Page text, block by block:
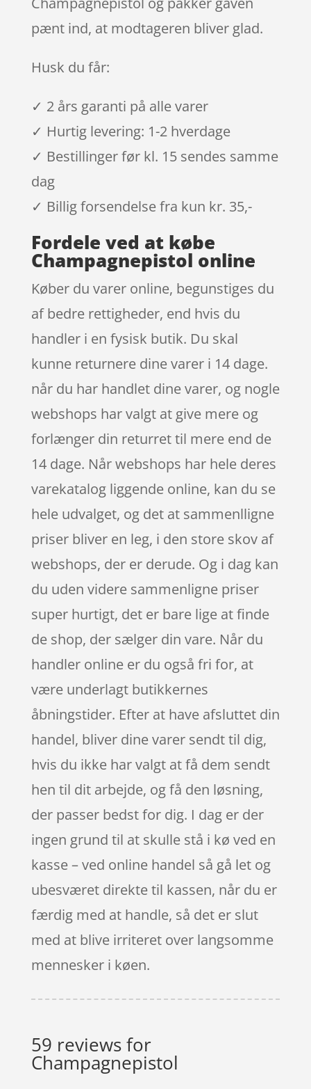
pænt ind, at modtageren bliver glad.
Husk du får:
✓ 2 års garanti på alle varer
✓ Hurtig levering: 1-2 hverdage
✓ Bestillinger før kl. 15 sendes samme
dag
✓ Billig forsendelse fra kun kr. 35,-
Fordele ved at købe
Champagnepistol online
Køber du varer online, begunstiges du
af bedre rettigheder, end hvis du
handler i en fysisk butik. Du skal
kunne returnere dine varer i 14 dage.
når du har handlet dine varer, og nogle
webshops har valgt at give mere og
forlænger din returret til mere end de
14 dage. Når webshops har hele deres
varekatalog liggende online, kan du se
hele udvalget, og det at sammenlligne
priser bliver en leg, i den store skov af
webshops, der er derude. Og i dag kan
du uden videre sammenligne priser
super hurtigt, det er bare lige at finde
de shop, der sælger din vare. Når du
handler online er du også fri for, at
være underlagt butikkernes
åbningstider. Efter at have afsluttet din
handel, bliver dine varer sendt til dig,
hvis du ikke har valgt at få dem sendt
hen til dit arbejde, og få den løsning,
der passer bedst for dig. I dag er der
ingen grund til at skulle stå i kø ved en
kasse – ved online handel så gå let og
ubesværet direkte til kassen, når du er
færdig med at handle, så det er slut
med at blive irriteret over langsomme
mennesker i køen.
59 reviews for
Champagnepistol